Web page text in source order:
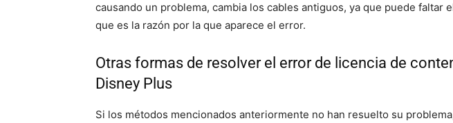
causando un problema, cambia los cables antiguos, ya que puede faltar
que es la razón por la que aparece el error.
Otras formas de resolver el error de licencia de
Disney Plus
Si los métodos mencionados anteriormente no han resuelto su